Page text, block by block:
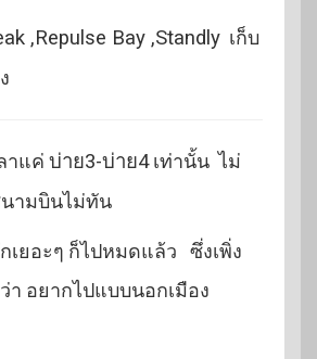
,Repulse Bay ,Standly เก็บ
าแค่ บ่าย3-บ่าย4เท่านั้น ไม่
ามบินไม่ทัน
เยอะๆ ก็ไปหมดแล้ว ซึ่งเพิ่ง
า อยากไปแบบนอกเมือง